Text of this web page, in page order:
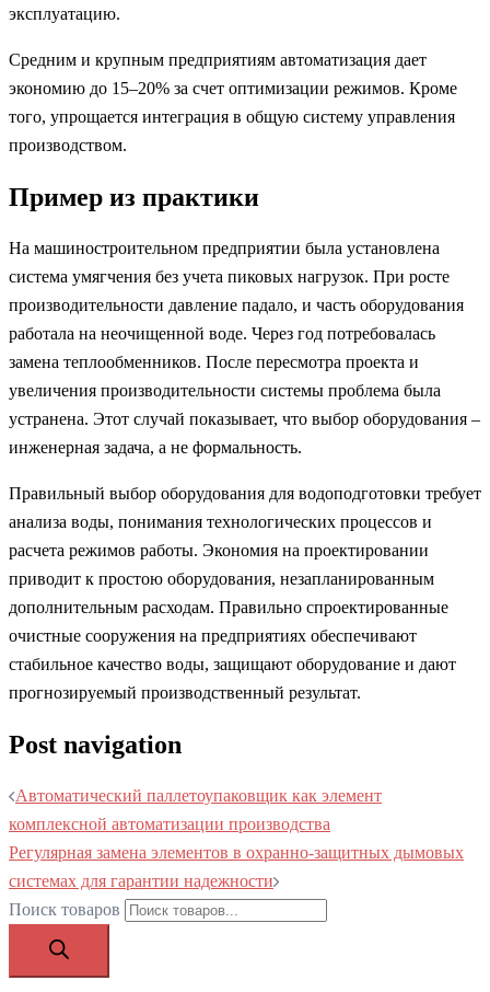
эксплуатацию.
Средним и крупным предприятиям автоматизация дает
экономию до 15–20% за счет оптимизации режимов. Кроме
того, упрощается интеграция в общую систему управления
производством.
Пример из практики
На машиностроительном предприятии была установлена
система умягчения без учета пиковых нагрузок. При росте
производительности давление падало, и часть оборудования
работала на неочищенной воде. Через год потребовалась
замена теплообменников. После пересмотра проекта и
увеличения производительности системы проблема была
устранена. Этот случай показывает, что выбор оборудования –
инженерная задача, а не формальность.
Правильный выбор оборудования для водоподготовки требует
анализа воды, понимания технологических процессов и
расчета режимов работы. Экономия на проектировании
приводит к простою оборудования, незапланированным
дополнительным расходам. Правильно спроектированные
очистные сооружения на предприятиях обеспечивают
стабильное качество воды, защищают оборудование и дают
прогнозируемый производственный результат.
Post navigation
Автоматический паллетоупаковщик как элемент
комплексной автоматизации производства
Регулярная замена элементов в охранно-защитных дымовых
системах для гарантии надежности
Поиск товаров